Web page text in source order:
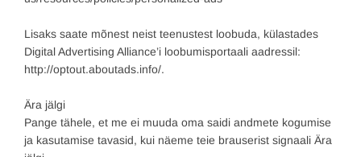
Lisaks saate mõnest neist teenustest loobuda, külastades
Digital Advertising Alliance’i loobumisportaali aadressil:
http://optout.aboutads.info/.
Ära jälgi
Pange tähele, et me ei muuda oma saidi andmete kogumise
ja kasutamise tavasid, kui näeme teie brauserist signaali Ära